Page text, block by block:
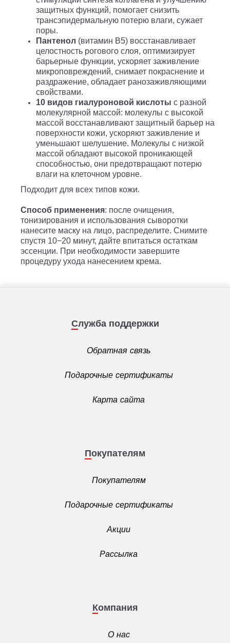
защитных функций, помогает снизить
трансэпидермальную потерю влаги, сужает
поры.
Пантенол (витамин B5) восстанавливает
целостность рогового слоя, оптимизирует
барьерные функции, ускоряет заживление
микроповреждений, снимает покраснение и
раздражение, обладает ранозаживляющими
свойствами.
10 видов гиалуроновой кислоты с разной
молекулярной массой: молекулы с высокой
массой восстанавливают защитный барьер на
поверхности кожи, ускоряют заживление и
уменьшают шелушение. Молекулы с низкой
массой обладают высокой проникающей
способностью, они предотвращают потерю
влаги на клеточном уровне.
Подходит для всех типов кожи.
Способ применения: после очищения,
тонизирования и использования сыворотки
нанесите маску на лицо, распределите. Снимите
спустя 10−20 минут, дайте впитаться остаткам
эссенции. При необходимости завершите
процедуру ухода нанесением крема.
Служба поддержки
Обратная связь
Подарочные сертификаты
Карта сайта
Покупателям
Покупателям
Подарочные сертификаты
Акции
Рассылка
Компания
О нас